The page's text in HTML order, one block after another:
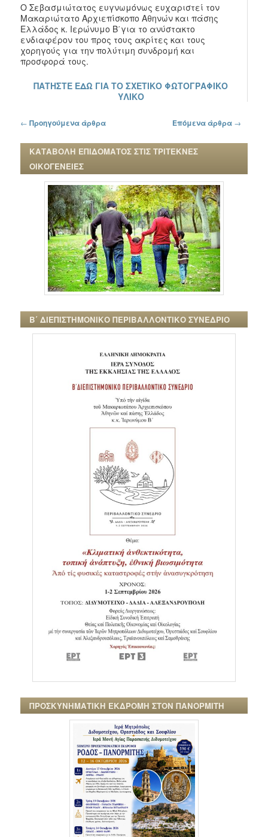
Ο Σεβασμιώτατος ευγνωμόνως ευχαριστεί τον
Μακαριώτατο Αρχιεπίσκοπο Αθηνών και πάσης
Ελλάδος κ. Ιερώνυμο Β΄για το ανύστακτο
ενδιαφέρον του προς τους ακρίτες και τους
χορηγούς για την πολύτιμη συνδρομή και
προσφορά τους.
ΠΑΤΗΣΤΕ ΕΔΩ ΓΙΑ ΤΟ ΣΧΕΤΙΚΟ ΦΩΤΟΓΡΑΦΙΚΟ
ΥΛΙΚΟ
Πλοήγηση στα άρθρα
← Προηγούμενα άρθρα Επόμενα άρθρα →
ΚΑΤΑΒΟΛΗ ΕΠΙΔΟΜΑΤΟΣ ΣΤΙΣ ΤΡΙΤΕΚΝΕΣ
ΟΙΚΟΓΕΝΕΙΕΣ
Β΄ ΔΙΕΠΙΣΤΗΜΟΝΙΚΟ ΠΕΡΙΒΑΛΛΟΝΤΙΚΟ ΣΥΝΕΔΡΙΟ
ΠΡΟΣΚΥΝΗΜΑΤΙΚΗ ΕΚΔΡΟΜΗ ΣΤΟΝ ΠΑΝΟΡΜΙΤΗ